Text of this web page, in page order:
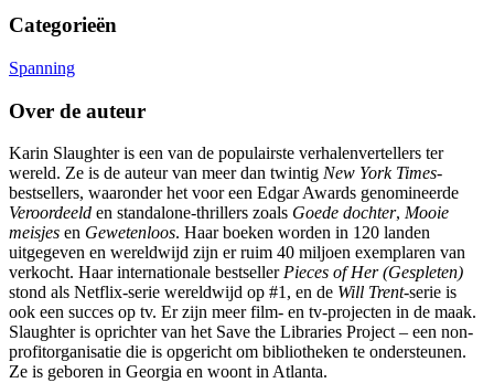
Categorieën
Spanning
Over de auteur
Karin Slaughter is een van de populairste verhalenvertellers ter
wereld. Ze is de auteur van meer dan twintig New York Times-
bestsellers, waaronder het voor een Edgar Awards genomineerde
Veroordeeld en standalone-thrillers zoals Goede dochter, Mooie
meisjes en Gewetenloos. Haar boeken worden in 120 landen
uitgegeven en wereldwijd zijn er ruim 40 miljoen exemplaren van
verkocht. Haar internationale bestsellerPieces of Her (Gespleten)
stond als Netflix-serie wereldwijd op #1, en de Will Trent-serie is
ook een succes op tv. Er zijn meer film- en tv-projecten in de maak.
Slaughter is oprichter van het Save the Libraries Project – een non-
profitorganisatie die is opgericht om bibliotheken te ondersteunen.
Ze is geboren in Georgia en woont in Atlanta.